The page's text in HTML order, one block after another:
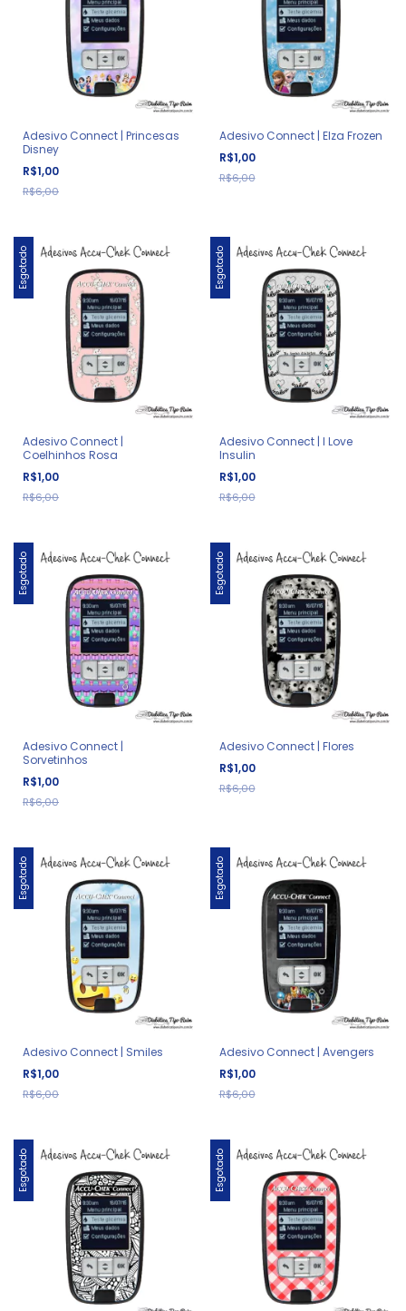
Adesivo Connect | Princesas
Disney
R$1,00
R$6,00
Adesivo Connect | Elza Frozen
R$1,00
R$6,00
Esgotado
Adesivo Connect |
Coelhinhos Rosa
R$1,00
R$6,00
Esgotado
Adesivo Connect | I Love
Insulin
R$1,00
R$6,00
Esgotado
Adesivo Connect |
Sorvetinhos
R$1,00
R$6,00
Esgotado
Adesivo Connect | Flores
R$1,00
R$6,00
Esgotado
Adesivo Connect | Smiles
R$1,00
R$6,00
Esgotado
Adesivo Connect | Avengers
R$1,00
R$6,00
Esgotado Esgotado